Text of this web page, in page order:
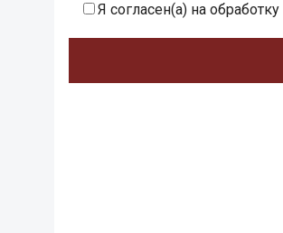
Я согласен(а) на обработку